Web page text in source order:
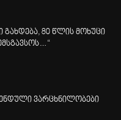
გახდება, 80 წლის მოხუცი
ვარცხნილობები